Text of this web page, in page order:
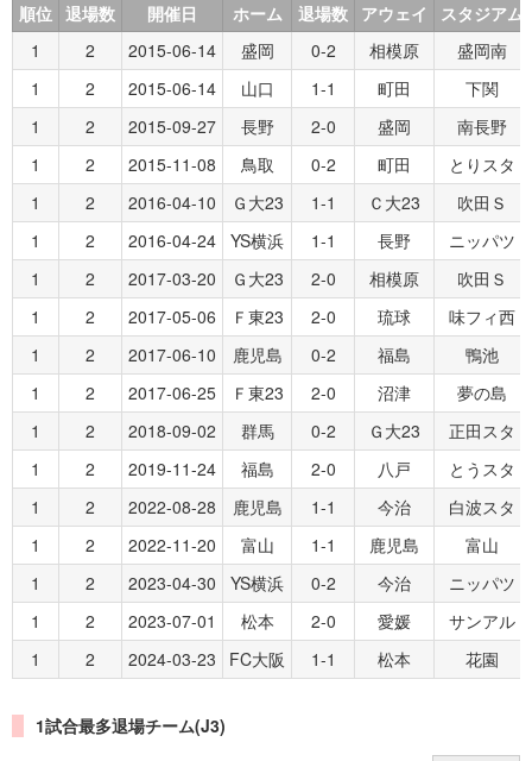
順位 退場数 開催日 ホーム 退場数 アウェイ
スタジアム
1
2 2015-06-14 盛岡 0-2 相模原
盛岡南
1
2 2015-06-14 山口 1-1 町田
下関
1
2 2015-09-27 長野 2-0 盛岡
南長野
1
2 2015-11-08 鳥取 0-2 町田
とりスタ
1
2 2016-04-10 Ｇ大23 1-1 Ｃ大23
吹田Ｓ
1
2 2016-04-24 YS横浜 1-1 長野
ニッパツ
1
2 2017-03-20 Ｇ大23 2-0 相模原
吹田Ｓ
1
2 2017-05-06 Ｆ東23 2-0 琉球
味フィ西
1
2 2017-06-10 鹿児島 0-2 福島
鴨池
1
2 2017-06-25 Ｆ東23 2-0 沼津
夢の島
1
2 2018-09-02 群馬 0-2 Ｇ大23
正田スタ
1
2 2019-11-24 福島 2-0 八戸
とうスタ
1
2 2022-08-28 鹿児島 1-1 今治
白波スタ
1
2 2022-11-20 富山 1-1 鹿児島
富山
1
2 2023-04-30 YS横浜 0-2 今治
ニッパツ
1
2 2023-07-01 松本 2-0 愛媛
サンアル
1
2 2024-03-23 FC大阪 1-1 松本 花園
1試合最多退場チーム(J3)